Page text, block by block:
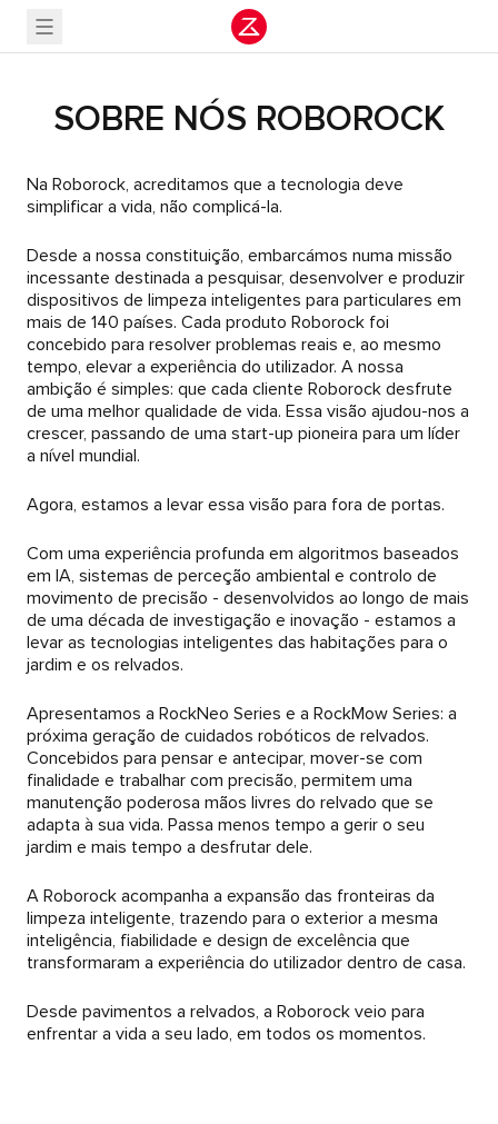
SOBRE NÓS ROBOROCK
Na Roborock, acreditamos que a tecnologia deve
simplificar a vida, não complicá-la.
Desde a nossa constituição, embarcámos numa missão
incessante destinada a pesquisar, desenvolver e produzir
dispositivos de limpeza inteligentes para particulares em
mais de 140 países. Cada produto Roborock foi
concebido para resolver problemas reais e, ao mesmo
tempo, elevar a experiência do utilizador. A nossa
ambição é simples: que cada cliente Roborock desfrute
de uma melhor qualidade de vida. Essa visão ajudou-nos a
crescer, passando de uma start-up pioneira para um líder
a nível mundial.
Agora, estamos a levar essa visão para fora de portas.
Com uma experiência profunda em algoritmos baseados
em IA, sistemas de perceção ambiental e controlo de
movimento de precisão - desenvolvidos ao longo de mais
de uma década de investigação e inovação - estamos a
levar as tecnologias inteligentes das habitações para o
jardim e os relvados.
Apresentamos a RockNeo Series e a RockMow Series: a
próxima geração de cuidados robóticos de relvados.
Concebidos para pensar e antecipar, mover-se com
finalidade e trabalhar com precisão, permitem uma
manutenção poderosa mãos livres do relvado que se
adapta à sua vida. Passa menos tempo a gerir o seu
jardim e mais tempo a desfrutar dele.
A Roborock acompanha a expansão das fronteiras da
limpeza inteligente, trazendo para o exterior a mesma
inteligência, fiabilidade e design de excelência que
transformaram a experiência do utilizador dentro de casa.
Desde pavimentos a relvados, a Roborock veio para
enfrentar a vida a seu lado, em todos os momentos.